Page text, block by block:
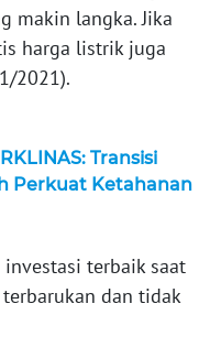
makin langka. Jika
harga listrik juga
2021).
Transisi
Perkuat Ketahanan
terbaik saat
dan tidak